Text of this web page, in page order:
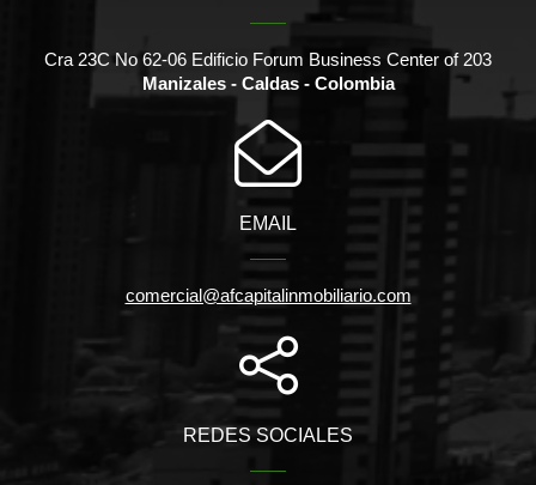
Cra 23C No 62-06 Edificio Forum Business Center of 203
Manizales - Caldas - Colombia
EMAIL
comercial@afcapitalinmobiliario.com
REDES SOCIALES